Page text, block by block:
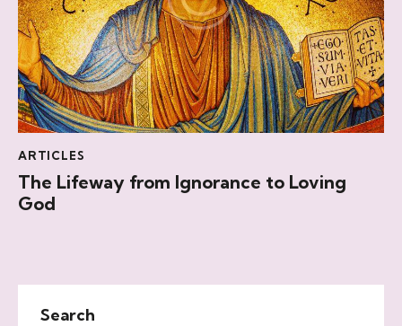
ARTICLES
The Lifeway from Ignorance to Loving
God
Search